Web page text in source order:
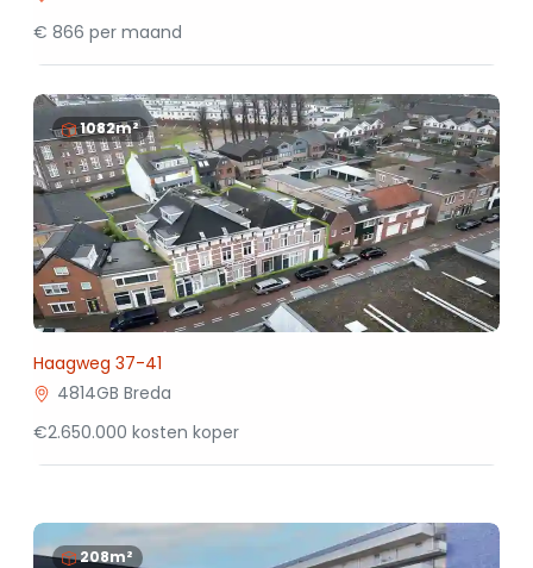
€ 866 per maand
1082m²
Haagweg 37-41
4814GB Breda
€2.650.000 kosten koper
208m²